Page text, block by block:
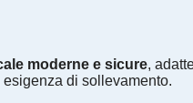
moderne e sicure,
di sollevamento.